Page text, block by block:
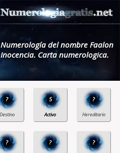
Numerología del nombre Faalon
Inocencia. Carta numerologica.
? 5 ?
? ? ?